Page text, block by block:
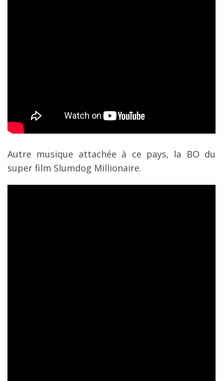
Autre musique attachée à ce pays, la BO du
super film Slumdog Millionaire.